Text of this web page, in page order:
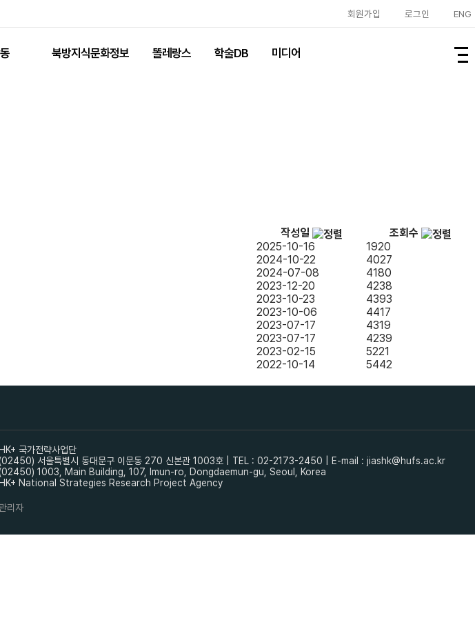
회원가입 로그인 ENG
북방지식문화정보 똘레랑스 학술DB 미디어
작성일
조회수
2025-10-16
1920
2024-10-22
4027
2024-07-08
4180
2023-12-20
4238
2023-10-23
4393
2023-10-06
4417
2023-07-17
4319
2023-07-17
4239
2023-02-15
5221
2022-10-14
5442
국가전략사업단
서울특별시 동대문구 이문동 270 신본관 1003호 | TEL : 02-2173-2450 | E-mail : jiashk@hufs.ac.kr
1003, Main Building, 107, Imun-ro, Dongdaemun-gu, Seoul, Korea
National Strategies Research Project Agency
리자